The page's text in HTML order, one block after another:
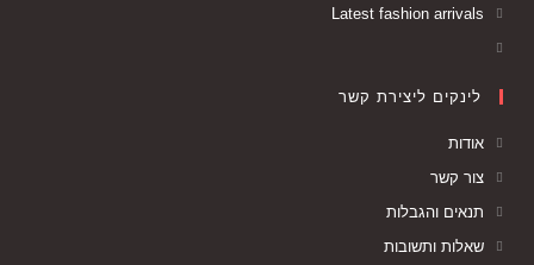
Latest fashion arrivals
לינקים ליצירת קשר
אודות
צור קשר
תנאים והגבלות
שאלות ותשובות